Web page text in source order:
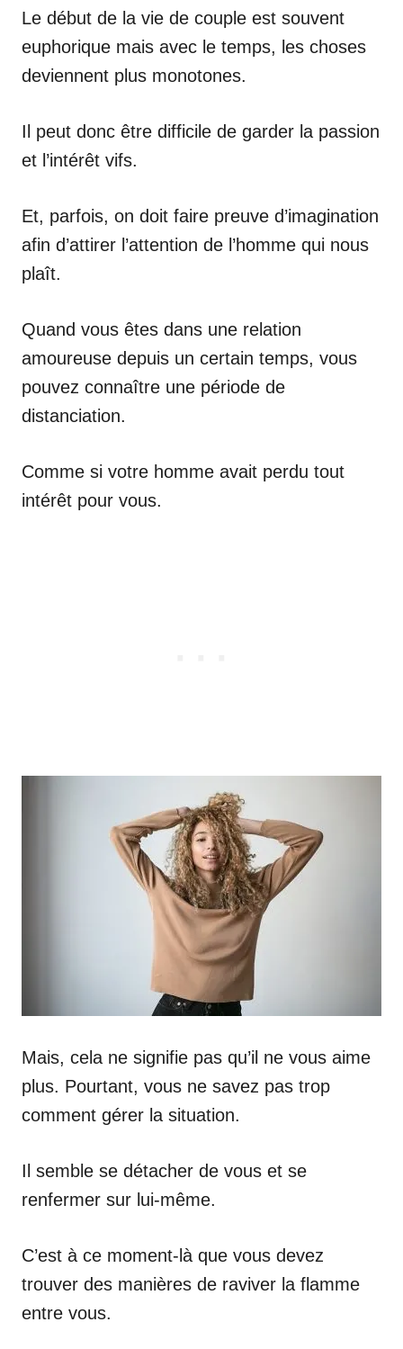
Le début de la vie de couple est souvent
euphorique mais avec le temps, les choses
deviennent plus monotones.
Il peut donc être difficile de garder la passion
et l’intérêt vifs.
Et, parfois, on doit faire preuve d’imagination
afin d’attirer l’attention de l’homme qui nous
plaît.
Quand vous êtes dans une relation
amoureuse depuis un certain temps, vous
pouvez connaître une période de
distanciation.
Comme si votre homme avait perdu tout
intérêt pour vous.
Mais, cela ne signifie pas qu’il ne vous aime
plus. Pourtant, vous ne savez pas trop
comment gérer la situation.
Il semble se détacher de vous et se
renfermer sur lui-même.
C’est à ce moment-là que vous devez
trouver des manières de raviver la flamme
entre vous.